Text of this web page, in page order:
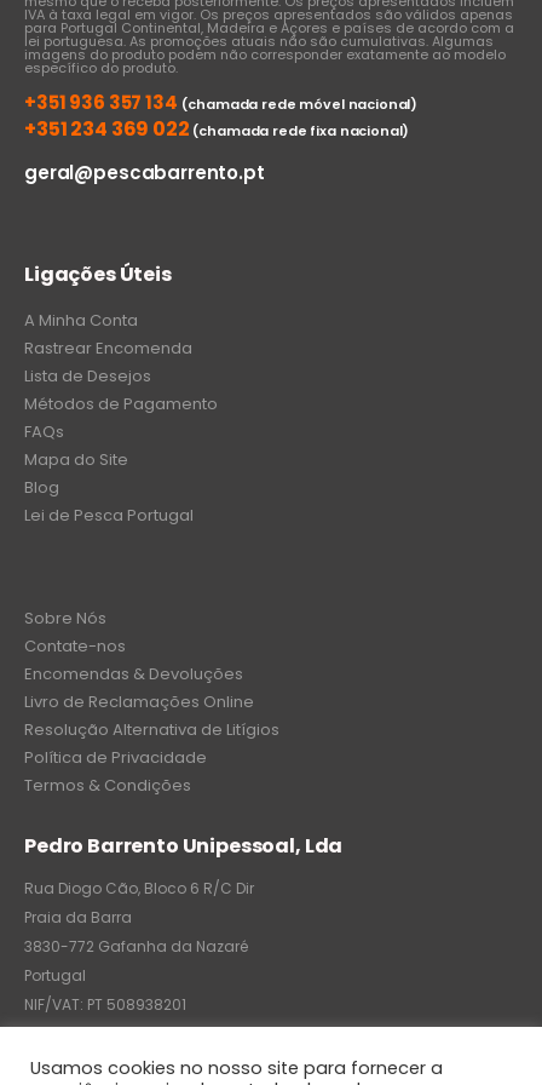
IVA à taxa legal em vigor. Os preços apresentados são válidos apenas
para Portugal Continental, Madeira e Açores e países de acordo com a
lei portuguesa. As promoções atuais não são cumulativas. Algumas
imagens do produto podem não corresponder exatamente ao modelo
específico do produto.
+351 936 357 134 (chamada rede móvel nacional)
+351 234 369 022 (chamada rede fixa nacional)
geral@pescabarrento.pt
Ligações Úteis
A Minha Conta
Rastrear Encomenda
Lista de Desejos
Métodos de Pagamento
FAQs
Mapa do Site
Blog
Lei de Pesca Portugal
Sobre Nós
Contate-nos
Encomendas & Devoluções
Livro de Reclamações Online
Resolução Alternativa de Litígios
Política de Privacidade
Termos & Condições
Pedro Barrento Unipessoal, Lda
Rua Diogo Cão, Bloco 6 R/C Dir
Praia da Barra
3830-772 Gafanha da Nazaré
Portugal
NIF/VAT: PT 508938201
C.R.C.: 7004-8522-6075
Usamos cookies no nosso site para fornecer a